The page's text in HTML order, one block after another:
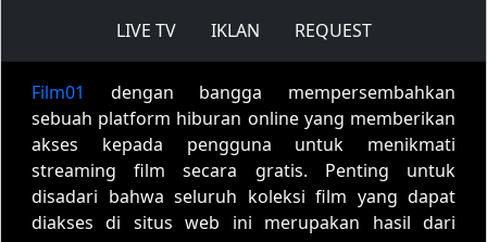
LIVE TV
IKLAN REQUEST
Film01
dengan bangga mempersembahkan
sebuah platform hiburan online yang memberikan
akses kepada pengguna untuk menikmati
streaming film secara gratis. Penting untuk
disadari bahwa seluruh koleksi film yang dapat
diakses di situs web ini merupakan hasil dari